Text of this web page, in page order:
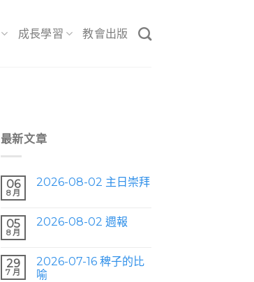
成長學習 教會出版
最新文章
06
8 月
2026-08-02 主日崇拜
05
8 月
2026-08-02 週報
29
7 月
2026-07-16 稗子的比
喻